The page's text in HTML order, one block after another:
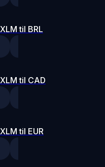
XLM til BRL
XLM til CAD
XLM til EUR